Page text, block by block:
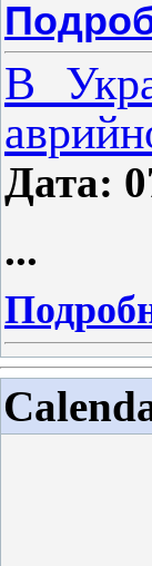
В
Дата:
...